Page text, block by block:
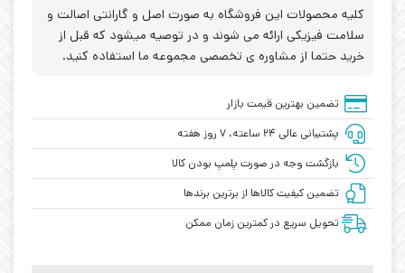
کلیه محصولات این فروشگاه به صورت اصل و گارانتی اصالت و
سلامت فیزیکی ارائه می شوند و در توصیه میشود که قبل از
خرید حتما از مشاوره ی تخصصی مجموعه ما استفاده کنید.
تضمین بهترین قیمت بازار
پشتیبانی عالی ۲۴ ساعته، ۷ روز هفته
بازگشت وجه در صورت پلمپ بودن کالا
تضمین کیفیت کالاها از برترین برندها
تحویل سریع در کمترین زمان ممکن